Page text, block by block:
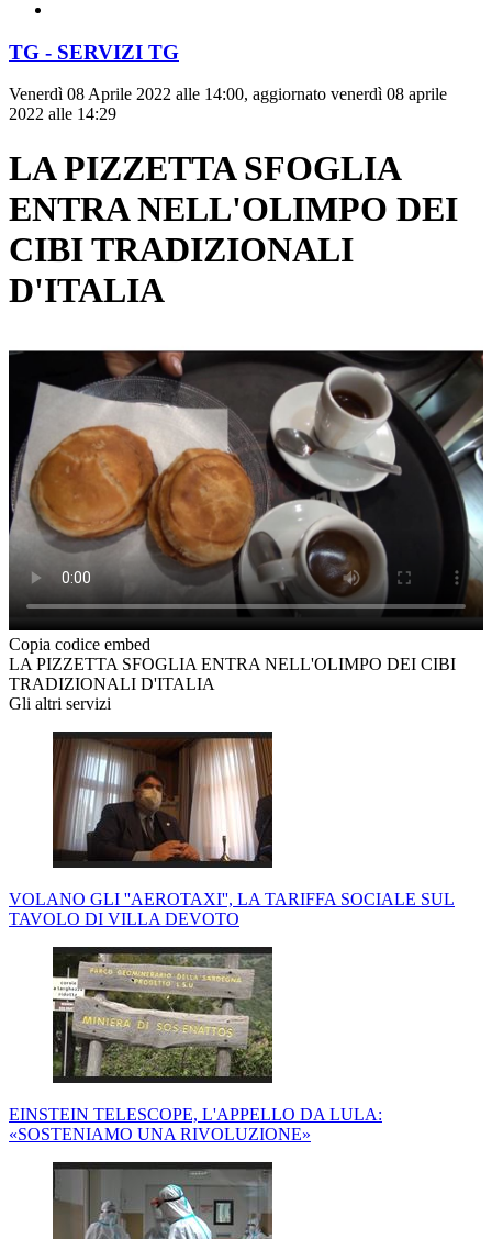
TG - SERVIZI TG
Venerdì 08 Aprile 2022 alle 14:00, aggiornato venerdì 08 aprile
2022 alle 14:29
LA PIZZETTA SFOGLIA
ENTRA NELL'OLIMPO DEI
CIBI TRADIZIONALI
D'ITALIA
Copia codice embed
LA PIZZETTA SFOGLIA ENTRA NELL'OLIMPO DEI CIBI
TRADIZIONALI D'ITALIA
Gli altri servizi
VOLANO GLI ''AEROTAXI'', LA TARIFFA SOCIALE SUL
TAVOLO DI VILLA DEVOTO
EINSTEIN TELESCOPE, L'APPELLO DA LULA:
«SOSTENIAMO UNA RIVOLUZIONE»